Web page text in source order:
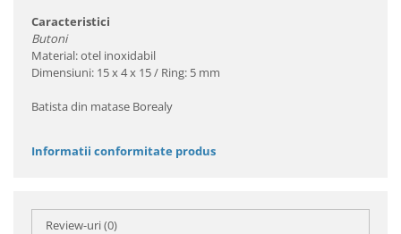
Caracteristici
Butoni
Material: otel inoxidabil
Dimensiuni: 15 x 4 x 15 / Ring: 5 mm
Batista din matase Borealy
Informatii conformitate produs
Review-uri(0)